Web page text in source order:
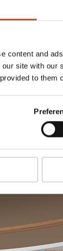
content and
site with
to